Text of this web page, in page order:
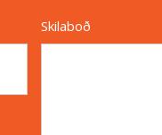
Skilaboð